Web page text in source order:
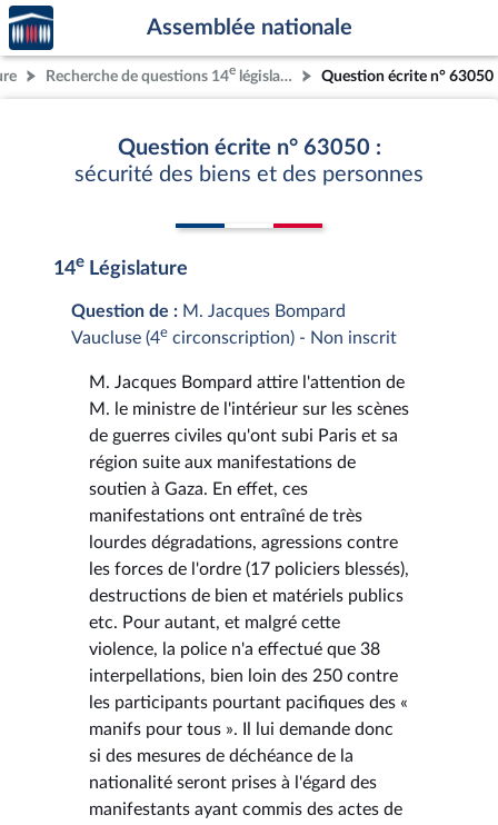
Aller au contenu
Aller en bas de la page
Accèder
à la
page
d'accueil
Assemblée nationale
Recherche de questions 14e législature Question écrite n° 63050
Question écrite n° 63050 :
sécurité des biens et des personnes
14e Législature
Question de : M. Jacques Bompard
Vaucluse (4e circonscription) - Non inscrit
M. Jacques Bompard attire l'attention de
M. le ministre de l'intérieur sur les scènes
de guerres civiles qu'ont subi Paris et sa
région suite aux manifestations de
soutien à Gaza. En effet, ces
manifestations ont entraîné de très
lourdes dégradations, agressions contre
les forces de l'ordre (17 policiers blessés),
destructions de bien et matériels publics
etc. Pour autant, et malgré cette
violence, la police n'a effectué que 38
interpellations, bien loin des 250 contre
les participants pourtant pacifiques des «
manifs pour tous ». Il lui demande donc
si des mesures de déchéance de la
nationalité seront prises à l'égard des
manifestants ayant commis des actes de